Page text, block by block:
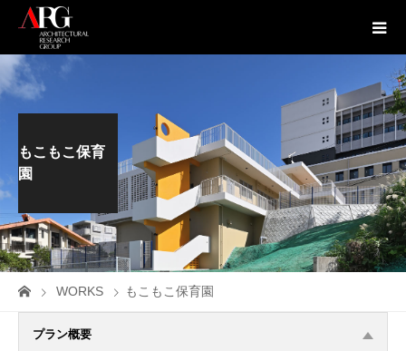
もこもこ保育
園
WORKS もこもこ保育園
プラン概要